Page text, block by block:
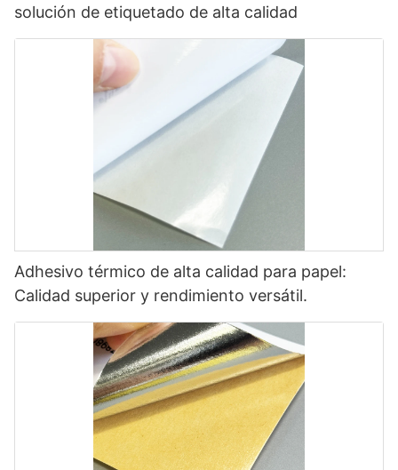
solución de etiquetado de alta calidad
Adhesivo térmico de alta calidad para papel:
Calidad superior y rendimiento versátil.